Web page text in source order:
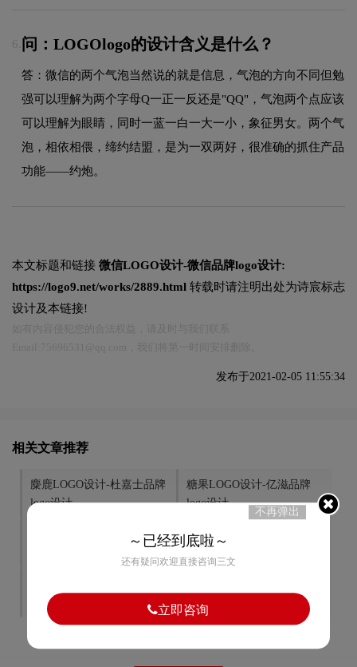
6. 问：LOGOlogo的设计含义是什么？
答：微信的两个气泡当然说的就是信息，气泡的方向不同但勉
强可以理解为两个字母Q一正一反还是"QQ"，气泡两个点应该
可以理解为眼睛，同时一蓝一白一大一小，象征男女。两个气
泡，相依相偎，缔约结盟，是为一双两好，很准确的抓住产品
功能——约炮。
本文标题和链接 微信LOGO设计-微信品牌logo设计:
https://logo9.net/works/2889.html 转载时请注明出处为诗宸标志
设计及本链接!
发布于2021-02-05 11:55:34
相关文章推荐
麋鹿LOGO设计-杜嘉士品牌
logo设计
糖果LOGO设计-亿滋品牌
logo设计
钥匙LOGO设计-中信集团品
渐变色LOGO设计-止茗品牌
车品牌logo设计
logo设计
不再弹出
～已经到底啦～
还有疑问欢迎直接咨询三文
立即咨询